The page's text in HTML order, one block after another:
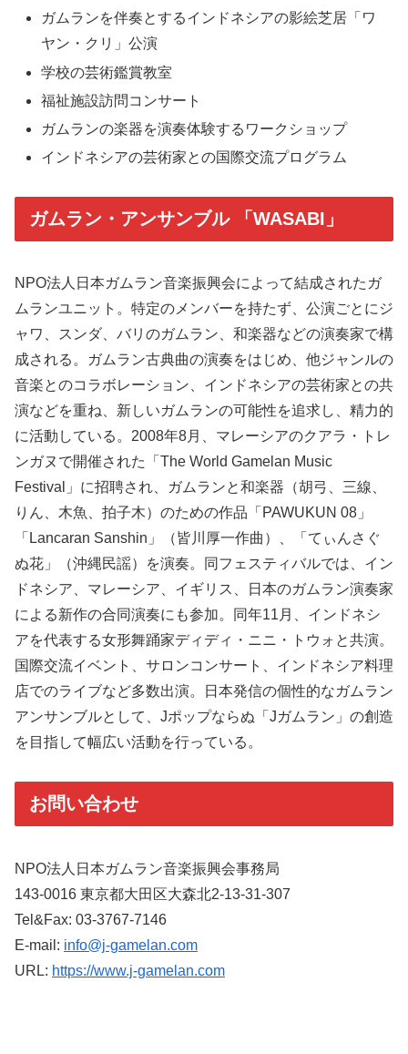
ガムランを伴奏とするインドネシアの影絵芝居「ワ
ヤン・クリ」公演
学校の芸術鑑賞教室
福祉施設訪問コンサート
ガムランの楽器を演奏体験するワークショップ
インドネシアの芸術家との国際交流プログラム
ガムラン・アンサンブル 「WASABI」
NPO法人日本ガムラン音楽振興会によって結成されたガ
ムランユニット。特定のメンバーを持たず、公演ごとにジ
ャワ、スンダ、バリのガムラン、和楽器などの演奏家で構
成される。ガムラン古典曲の演奏をはじめ、他ジャンルの
音楽とのコラボレーション、インドネシアの芸術家との共
演などを重ね、新しいガムランの可能性を追求し、精力的
に活動している。2008年8月、マレーシアのクアラ・トレ
ンガヌで開催された「The World Gamelan Music
Festival」に招聘され、ガムランと和楽器（胡弓、三線、
りん、木魚、拍子木）のための作品「PAWUKUN 08」
「Lancaran Sanshin」（皆川厚一作曲）、「てぃんさぐ
ぬ花」（沖縄民謡）を演奏。同フェスティバルでは、イン
ドネシア、マレーシア、イギリス、日本のガムラン演奏家
による新作の合同演奏にも参加。同年11月、インドネシ
アを代表する女形舞踊家ディディ・ニニ・トウォと共演。
国際交流イベント、サロンコンサート、インドネシア料理
店でのライブなど多数出演。日本発信の個性的なガムラン
アンサンブルとして、Jポップならぬ「Jガムラン」の創造
を目指して幅広い活動を行っている。
お問い合わせ
NPO法人日本ガムラン音楽振興会事務局
143-0016 東京都大田区大森北2-13-31-307
Tel&Fax: 03-3767-7146
E-mail: info@j-gamelan.com
URL: https://www.j-gamelan.com